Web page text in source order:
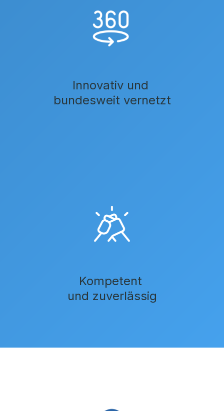
Innovativ und
bundesweit vernetzt
Kompetent
und zuverlässig